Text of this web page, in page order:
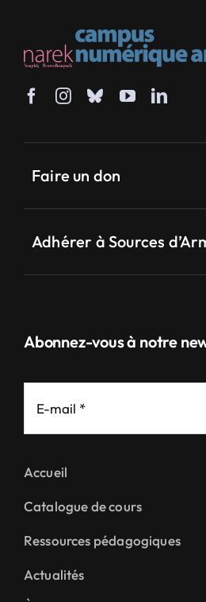
Faire un don
Adhérer à Sources
Abonnez-vous à notre
Accueil
Catalogue de cours
Ressources pédagogiques
Actualités